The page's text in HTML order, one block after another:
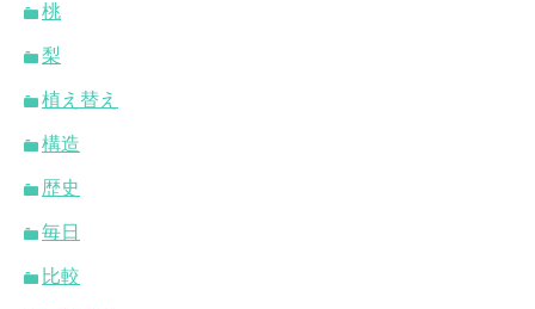
桃
梨
植え替え
構造
歴史
毎日
比較